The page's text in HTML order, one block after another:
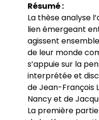
Résumé :
La thèse analyse
lien émergeant
agissent
de leur monde
s’appuie sur la
interprétée et
de Jean-François
Nancy et de
La première